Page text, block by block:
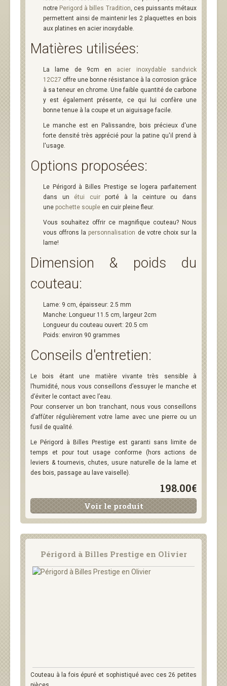
notre Perigord à billes Tradition, ces puissants métaux
permettent ainsi de maintenir les 2 plaquettes en bois
aux platines en acier inoxydable.
Matières utilisées:
La lame de 9cm en acier inoxydable sandvick
12C27 offre une bonne résistance à la corrosion grâce
à sa teneur en chrome. Une faible quantité de carbone
y est également présente, ce qui lui confère une
bonne tenue à la coupe et un aiguisage facile.
Le manche est en Palissandre, bois précieux d'une
forte densité très apprécié pour la patine qu'il prend à
l'usage.
Options proposées:
Le Périgord à Billes Prestige se logera parfaitement
dans un étui cuirporté à la ceinture ou dans
une pochette souple en cuir pleine fleur.
Vous souhaitez offrir ce magnifique couteau? Nous
vous offrons la personnalisation de votre choix sur la
lame!
Dimension & poids du
couteau:
Lame: 9 cm, épaisseur: 2.5 mm
Manche: Longueur 11.5 cm, largeur 2cm
Longueur du couteau ouvert: 20.5 cm
Poids: environ 90 grammes
Conseils d'entretien:
Le bois étant une matière vivante très sensible à
l’humidité, nous vous conseillons d’essuyer le manche et
d’éviter le contact avec l’eau.
Pour conserver un bon tranchant, nous vous conseillons
d’affûter régulièrement votre lame avec une pierre ou un
fusil de qualité.
Le Périgord à Billes Prestige est garanti sans limite de
temps et pour tout usage conforme (hors actions de
leviers & tournevis, chutes, usure naturelle de la lame et
des bois, passage au lave vaiselle).
198.00€
Voir le produit
Périgord à Billes Prestige en Olivier
Couteau à la fois épuré et sophistiqué avec ces 26 petites